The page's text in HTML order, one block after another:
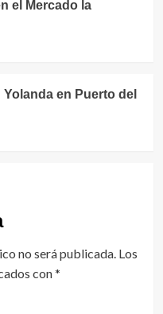
el Mercado la
en Puerto del
no será publicada. Los
con*